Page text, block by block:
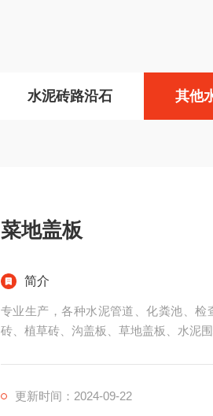
水泥砖路沿石 其他
菜地盖板
简介
专业生产，各种水泥管道、化粪池、
砖、植草砖、沟盖板、草地盖板、水泥
更新时间：2024-09-22